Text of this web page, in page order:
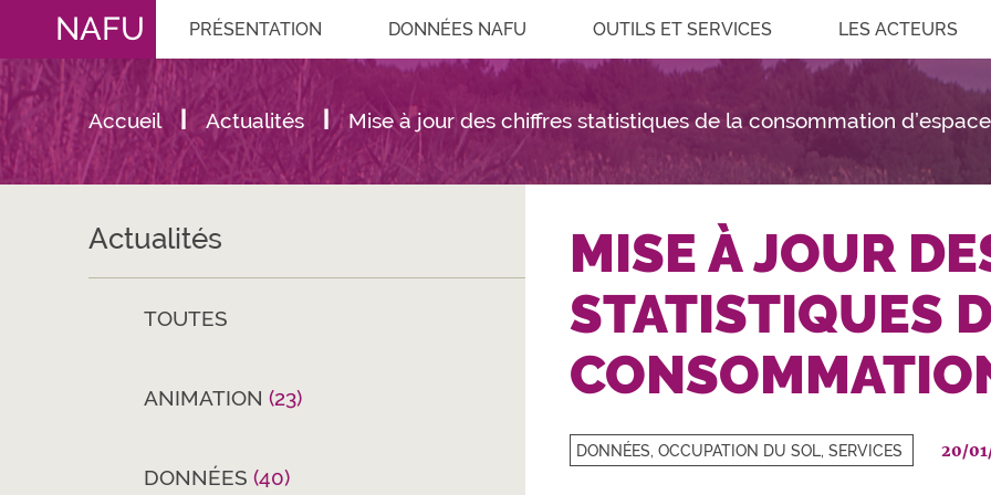
NAFU PRÉSENTATION DONNÉES NAFU OUTILS ET SERVICES LES ACTEURS
Accueil Actualités Mise à jour des chiffres statistiques de la consommation
Actualités
TOUTES
ANIMATION (23)
DONNÉES (40)
MISE À JOUR
STATISTIQUES
DONNÉES, OCCUPATION DU SOL, SERVICES 20/